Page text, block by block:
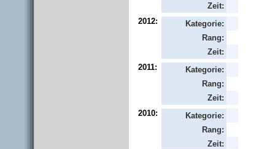
Zeit:
2012:
Kategorie:
Rang:
Zeit:
2011:
Kategorie:
Rang:
Zeit:
2010:
Kategorie:
Rang:
Zeit: